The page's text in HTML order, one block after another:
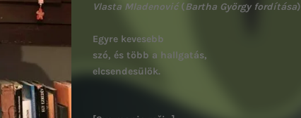
Vlasta Mladenović(Bartha György fordítása)
Egyre kevesebb
szó, és több a hallgatás,
elcsendesülök.